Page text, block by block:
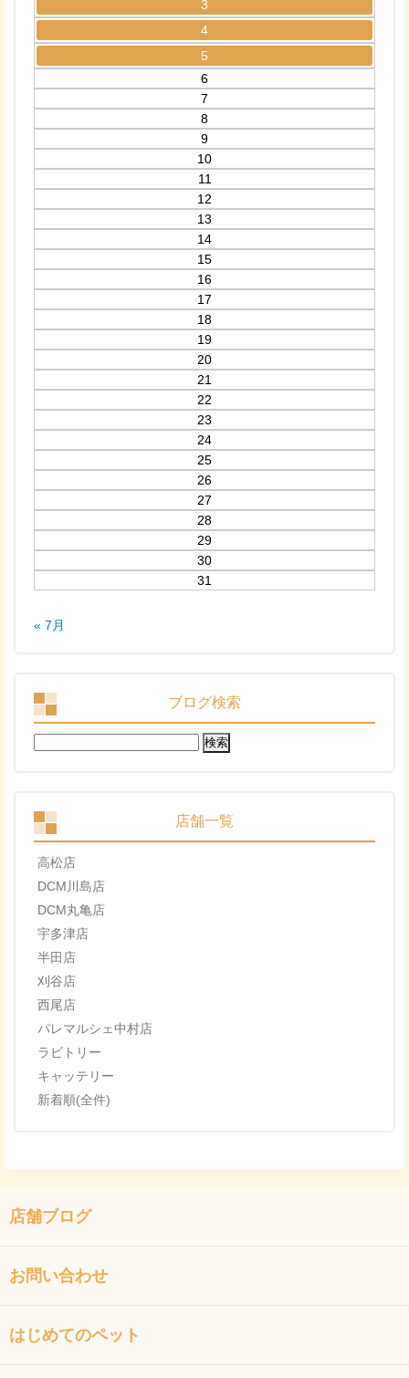
3
4
5
6
7
8
9
10
11
12
13
14
15
16
17
18
19
20
21
22
23
24
25
26
27
28
29
30
31
« 7月
ブログ検索
検
索:
店舗一覧
高松店
DCM川島店
DCM丸亀店
宇多津店
半田店
刈谷店
西尾店
パレマルシェ中村店
ラビトリー
キャッテリー
新着順(全件)
店舗ブログ
お問い合わせ
はじめてのペット